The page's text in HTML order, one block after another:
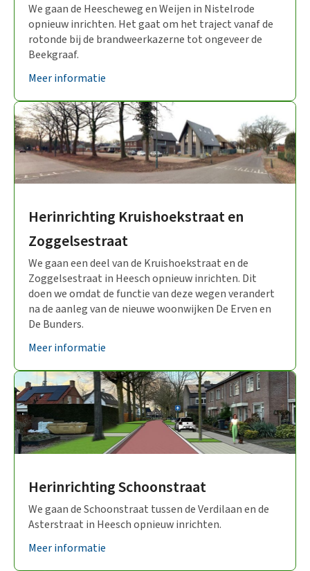
We gaan de Heescheweg en Weijen in Nistelrode
opnieuw inrichten. Het gaat om het traject vanaf de
rotonde bij de brandweerkazerne tot ongeveer de
Beekgraaf.
Meer informatie
Herinrichting Kruishoekstraat en
Zoggelsestraat
We gaan een deel van de Kruishoekstraat en de
Zoggelsestraat in Heesch opnieuw inrichten. Dit
doen we omdat de functie van deze wegen verandert
na de aanleg van de nieuwe woonwijken De Erven en
De Bunders.
Meer informatie
Herinrichting Schoonstraat
We gaan de Schoonstraat tussen de Verdilaan en de
Asterstraat in Heesch opnieuw inrichten.
Meer informatie